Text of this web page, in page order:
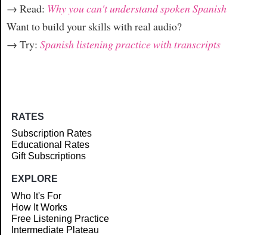
→ Read: Why you can't understand spoken Spanish
Want to build your skills with real audio?
→ Try: Spanish listening practice with transcripts
RATES
Subscription Rates
Educational Rates
Gift Subscriptions
EXPLORE
Who It's For
How It Works
Free Listening Practice
Intermediate Plateau